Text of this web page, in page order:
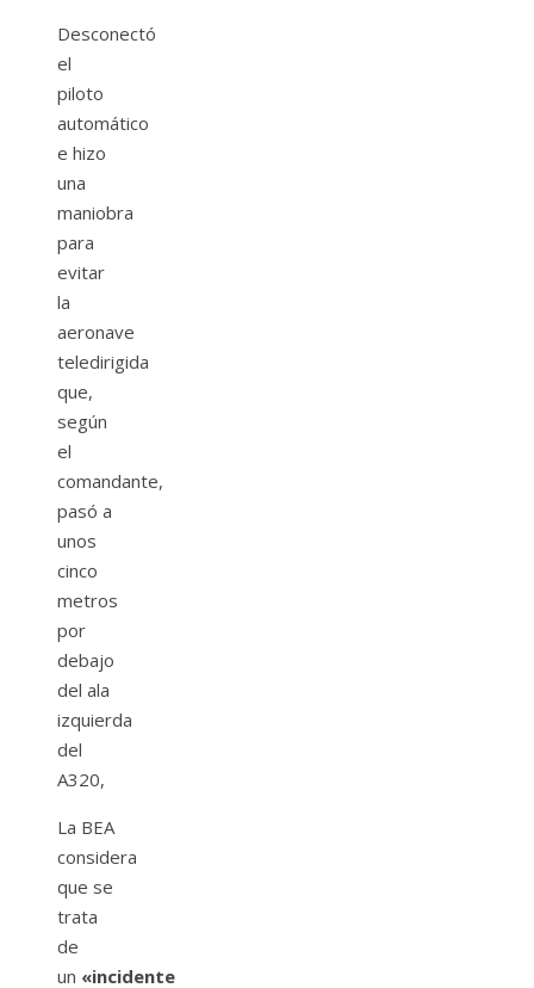
Desconectó
el
piloto
automático
e hizo
una
maniobra
para
evitar
la
aeronave
teledirigida
que,
según
el
comandante,
pasó a
unos
cinco
metros
por
debajo
del ala
izquierda
del
A320,
La BEA
considera
que se
trata
de
un «incidente